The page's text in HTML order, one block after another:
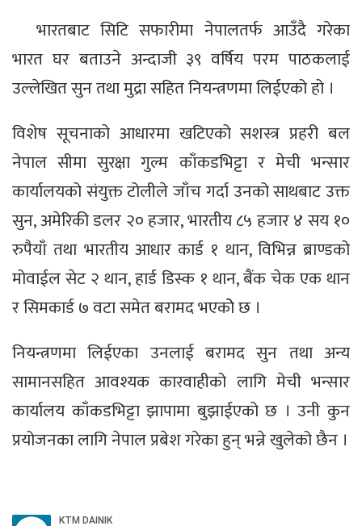
भारतबाट सिटि सफारीमा नेपालतर्फ आउँदै गरेका
भारत घर बताउने अन्दाजी ३९ वर्षिय परम पाठकलाई
उल्लेखित सुन तथा मुद्रा सहित नियन्त्रणमा लिईएको हो ।
विशेष सूचनाको आधारमा खटिएको सशस्त्र प्रहरी बल
नेपाल सीमा सुरक्षा गुल्म काँकडभिट्टा र मेची भन्सार
कार्यालयको संयुक्त टोलीले जाँच गर्दा उनको साथबाट उक्त
सुन, अमेरिकी डलर २० हजार, भारतीय ८५ हजार ४ सय १०
रुपैयाँ तथा भारतीय आधार कार्ड १ थान, विभिन्न ब्राण्डको
मोवाईल सेट २ थान, हार्ड डिस्क १ थान, बैंक चेक एक थान
र सिमकार्ड ७ वटा समेत बरामद भएकोे छ ।
नियन्त्रणमा लिईएका उनलाई बरामद सुन तथा अन्य
सामानसहित आवश्यक कारवाहीको लागि मेची भन्सार
कार्यालय काँकडभिट्टा झापामा बुझाईएको छ । उनी कुन
प्रयोजनका लागि नेपाल प्रबेश गरेका हुन् भन्ने खुलेको छैन ।